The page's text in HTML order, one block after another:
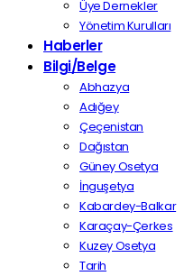
Üye Dernekler
Yönetim Kurulları
Haberler
Bilgi/Belge
Abhazya
Adığey
Çeçenistan
Dağıstan
Güney Osetya
İnguşetya
Kabardey-Balkar
Karaçay-Çerkes
Kuzey Osetya
Tarih